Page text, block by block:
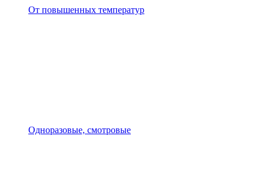
От повышенных температур
Одноразовые, смотровые